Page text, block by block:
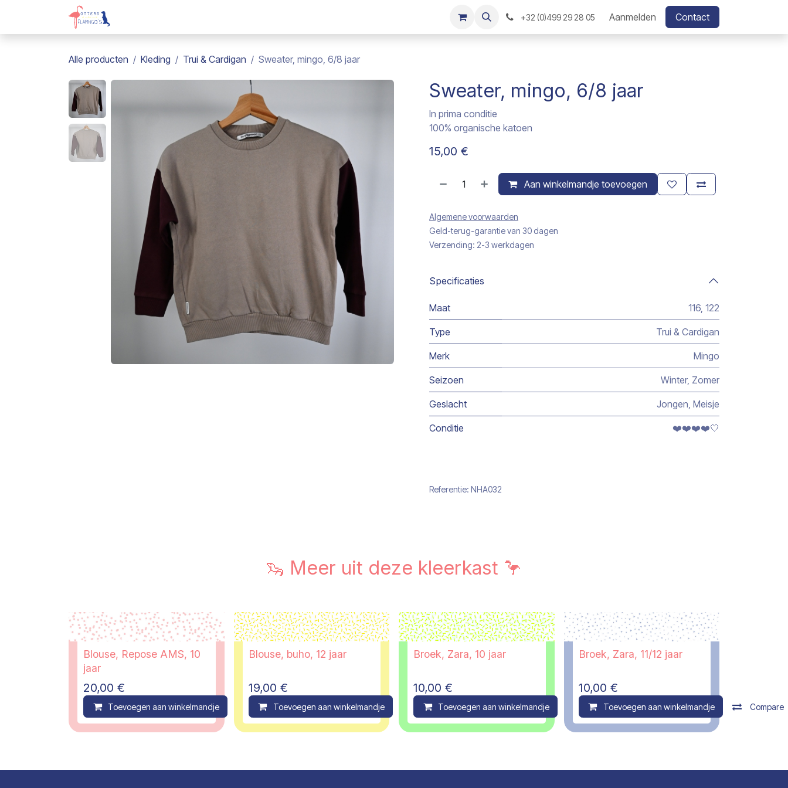
Overslaan naar inhoud
+32 (0)499 29 28 05 Aanmelden Contact
Alle producten Kleding Trui & Cardigan Sweater, mingo, 6/8 jaar
Sweater, mingo, 6/8 jaar
In prima conditie
100% organische katoen
15,00 €
Aan winkelmandje toevoegen
Algemene voorwaarden
Geld-terug-garantie van 30 dagen
Verzending: 2-3 werkdagen
Specificaties
Maat 116, 122
Type Trui & Cardigan
Merk Mingo
Seizoen Winter, Zomer
Geslacht Jongen, Meisje
Conditie ❤️❤️❤️❤️🤍
Referentie: NHA032
🦦 Meer uit deze kleerkast 🦩
Blouse, Repose AMS, 10
jaar
20,00 €
Toevoegen aan winkelmandje Compare
Blouse, buho, 12 jaar
19,00 €
Toevoegen aan winkelmandje Compare
Broek, Zara, 10 jaar
10,00 €
Toevoegen aan winkelmandje Compare
Broek, Zara, 11/12 jaar
10,00 €
Toevoegen aan winkelmandje Compare